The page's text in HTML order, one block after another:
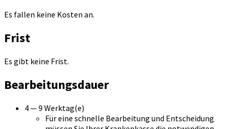
Es fallen keine Kosten an.
Frist
Es gibt keine Frist.
Bearbeitungsdauer
4 — 9 Werktag(e)
Für eine schnelle Bearbeitung und Entscheidung